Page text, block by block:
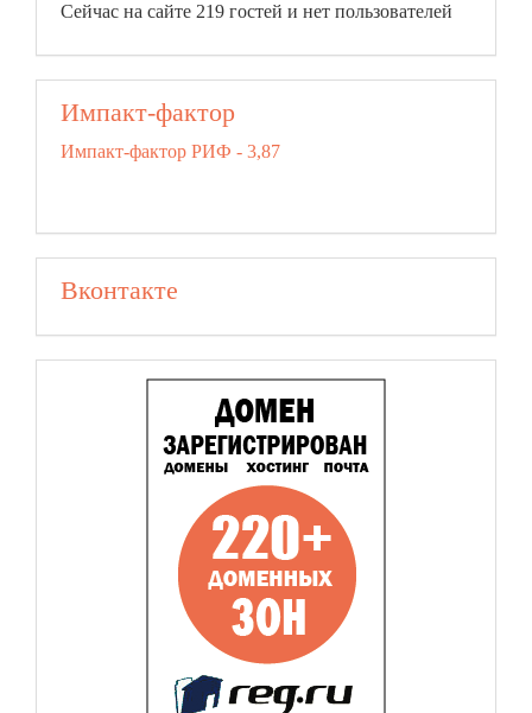
Сейчас на сайте 219 гостей и нет пользователей
Импакт-фактор
Импакт-фактор РИФ - 3,87
Вконтакте